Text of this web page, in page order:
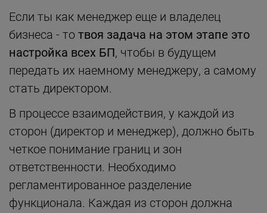
Если ты как менеджер еще и владелец
бизнеса - то твоя задача на этом этапе это
настройка всех БП, чтобы в будущем
передать их наемному менеджеру, а самому
стать директором.
В процессе взаимодействия, у каждой из
сторон (директор и менеджер), должно быть
четкое понимание границ и зон
ответственности. Необходимо
регламентированное разделение
функционала. Каждая из сторон должна